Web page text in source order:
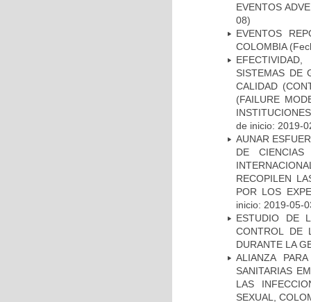
EVENTOS
08)
EVENTOS
COLOMBIA
SISTEMAS DE
CALIDAD
(FAILURE
de inicio: 2019-
AUNAR
DE
RECOPILEN
POR LOS
inicio: 2019-05-
ESTUDIO DE
CONTROL DE
DURANTE LA
ALIANZA
SANITARIAS
LAS
SEXUAL,